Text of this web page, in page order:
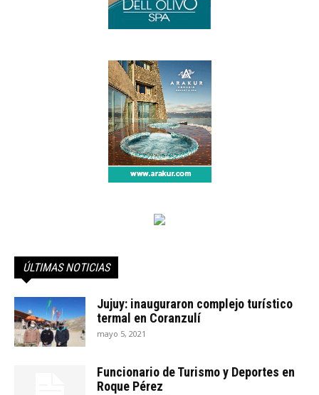
ÚLTIMAS NOTICIAS
Jujuy: inauguraron complejo turístico
termal en Coranzulí
mayo 5, 2021
Funcionario de Turismo y Deportes en
Roque Pérez